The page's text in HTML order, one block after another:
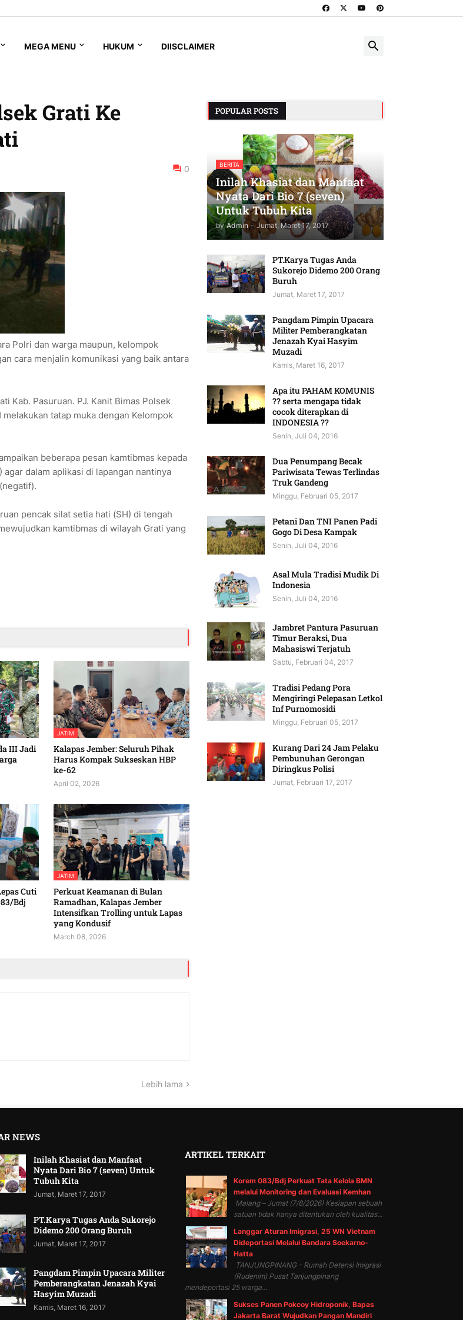
MEGA MENU HUKUM DIISCLAIMER
Grati Ke
0
Polri dan warga maupun, kelompok
cara menjalin komunikasi yang baik antara
Kab. Pasuruan. PJ. Kanit Bimas Polsek
melakukan tatap muka dengan Kelompok
beberapa pesan kamtibmas kepada
dalam aplikasi di lapangan nantinya
pencak silat setia hati (SH) di tengah
kamtibmas di wilayah Grati yang
III Jadi
JATIM
Kalapas Jember: Seluruh Pihak
Harus Kompak Sukseskan HBP
ke-62
April 02, 2026
Cuti
Bdj
JATIM
Perkuat Keamanan di Bulan
Ramadhan, Kalapas Jember
Intensifkan Trolling untuk Lapas
yang Kondusif
March 08, 2026
Lebih lama
POPULAR POSTS
BERITA
Inilah Khasiat dan Manfaat
Nyata Dari Bio 7 (seven)
Untuk Tubuh Kita
by Admin - Jumat, Maret 17, 2017
PT.Karya Tugas Anda
Sukorejo Didemo 200 Orang
Buruh
Jumat, Maret 17, 2017
Pangdam Pimpin Upacara
Militer Pemberangkatan
Jenazah Kyai Hasyim
Muzadi
Kamis, Maret 16, 2017
Apa itu PAHAM KOMUNIS
?? serta mengapa tidak
cocok diterapkan di
INDONESIA ??
Senin, Juli 04, 2016
Dua Penumpang Becak
Pariwisata Tewas Terlindas
Truk Gandeng
Minggu, Februari 05, 2017
Petani Dan TNI Panen Padi
Gogo Di Desa Kampak
Senin, Juli 04, 2016
Asal Mula Tradisi Mudik Di
Indonesia
Senin, Juli 04, 2016
Jambret Pantura Pasuruan
Timur Beraksi, Dua
Mahasiswi Terjatuh
Sabtu, Februari 04, 2017
Tradisi Pedang Pora
Mengiringi Pelepasan Letkol
Inf Purnomosidi
Minggu, Februari 05, 2017
Kurang Dari 24 Jam Pelaku
Pembunuhan Gerongan
Diringkus Polisi
Jumat, Februari 17, 2017
NEWS
Inilah Khasiat dan Manfaat
Nyata Dari Bio 7 (seven) Untuk
Tubuh Kita
Jumat, Maret 17, 2017
PT.Karya Tugas Anda Sukorejo
Didemo 200 Orang Buruh
Jumat, Maret 17, 2017
Pangdam Pimpin Upacara Militer
Pemberangkatan Jenazah Kyai
Hasyim Muzadi
Kamis, Maret 16, 2017
ARTIKEL TERKAIT
Korem 083/Bdj Perkuat Tata Kelola BMN
melalui Monitoring dan Evaluasi Kemhan
Malang – Jumat (7/8/2026) Kesiapan sebuah
satuan tidak hanya ditentukan oleh kualitas...
Langgar Aturan Imigrasi, 25 WN Vietnam
Dideportasi Melalui Bandara Soekarno-
Hatta
TANJUNGPINANG - Rumah Detensi Imigrasi
(Rudenim) Pusat Tanjungpinang
mendeportasi 25 warga...
Sukses Panen Pokcoy Hidroponik, Bapas
Jakarta Barat Wujudkan Pangan Mandiri